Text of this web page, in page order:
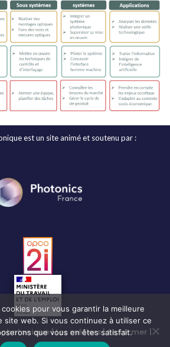
est un site animé et soutenu par :
photonique Les métiers Se former
pour vous garantir la meilleure
site web. Si vous continuez à utiliser ce
que vous en êtes satisfait.